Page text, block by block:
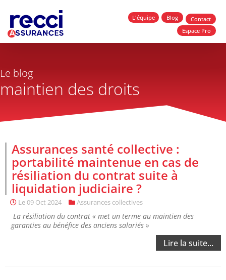
L'équipe Blog
Contact
Espace Pro
Le blog
maintien des droits
Assurances santé collective :
portabilité maintenue en cas de
résiliation du contrat suite à
liquidation judiciaire ?
Le09 Oct 2024 Assurances collectives
La résiliation du contrat « met un terme au maintien des
garanties au bénéfice des anciens salariés »
Lire la suite...